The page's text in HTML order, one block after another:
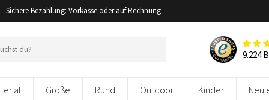
Sichere Bezahlung: Vorkasse oder auf Rechnung
9.224
Größe Rund Outdoor Kinder Neu